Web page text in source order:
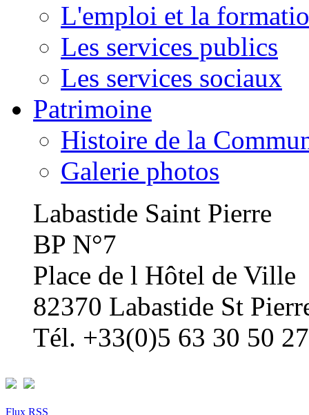
L'emploi et la
Les services publics
Les services sociaux
Patrimoine
Histoire de la
Galerie photos
Labastide Saint Pierre
BP N°7
Place de l Hôtel de Ville
82370 Labastide St
Tél. +33(0)5 63 30 50 27
Flux RSS